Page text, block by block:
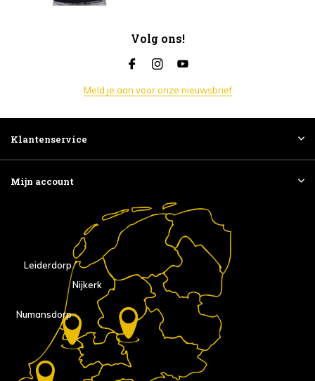
Volg ons!
Meld je aan voor onze nieuwsbrief
Klantenservice
Mijn account
Nijkerk
Numansdorp
Leiderdorp